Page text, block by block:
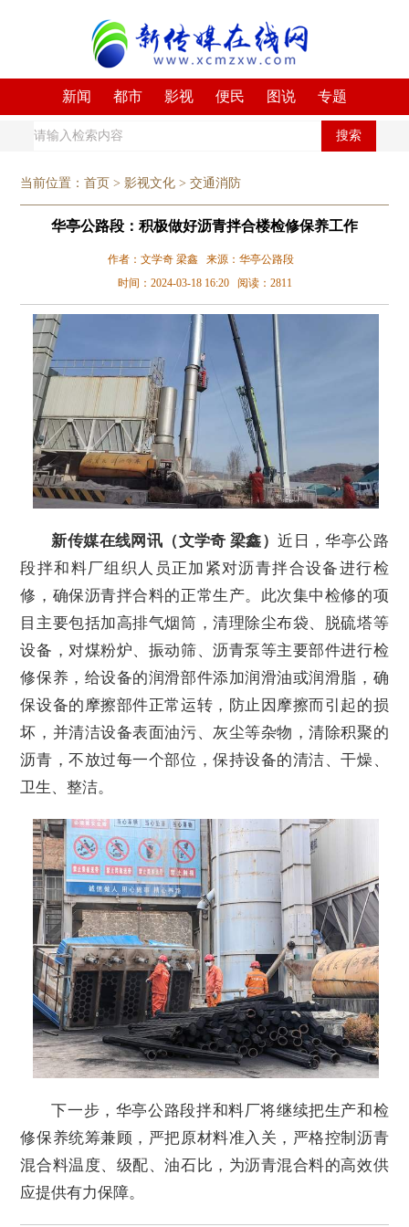
新闻 都市 影视 便民 图说 专题
搜索
当前位置：首页 >影视文化 >交通消防
华亭公路段：积极做好沥青拌合楼检修保养工作
作者：文学奇 梁鑫 来源：华亭公路段
时间：2024-03-18 16:20 阅读：2811
新传媒在线网讯（文学奇 梁鑫）近日，华亭公路
段拌和料厂组织人员正加紧对沥青拌合设备进行检
修，确保沥青拌合料的正常生产。此次集中检修的项
目主要包括加高排气烟筒，清理除尘布袋、脱硫塔等
设备，对煤粉炉、振动筛、沥青泵等主要部件进行检
修保养，给设备的润滑部件添加润滑油或润滑脂，确
保设备的摩擦部件正常运转，防止因摩擦而引起的损
坏，并清洁设备表面油污、灰尘等杂物，清除积聚的
沥青，不放过每一个部位，保持设备的清洁、干燥、
卫生、整洁。
下一步，华亭公路段拌和料厂将继续把生产和检
修保养统筹兼顾，严把原材料准入关，严格控制沥青
混合料温度、级配、油石比，为沥青混合料的高效供
应提供有力保障。